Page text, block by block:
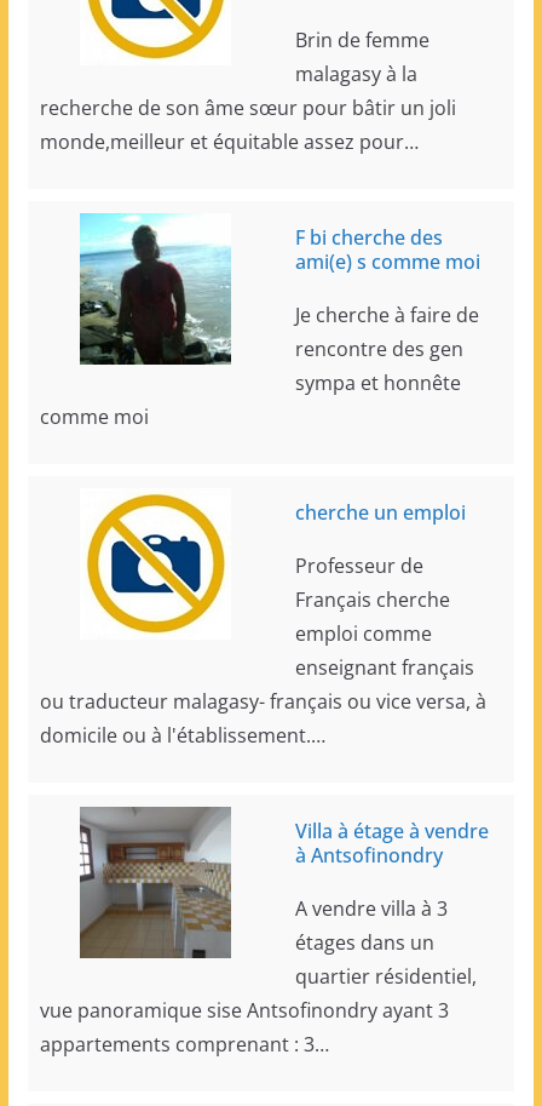
Brin de femme
malagasy à la
recherche de son âme sœur pour bâtir un joli
monde,meilleur et équitable assez pour…
F bi cherche des
ami(e) s comme moi
Je cherche à faire de
rencontre des gen
sympa et honnête
comme moi
cherche un emploi
Professeur de
Français cherche
emploi comme
enseignant français
ou traducteur malagasy- français ou vice versa, à
domicile ou à l'établissement.…
Villa à étage à vendre
à Antsofinondry
A vendre villa à 3
étages dans un
quartier résidentiel,
vue panoramique sise Antsofinondry ayant 3
appartements comprenant : 3…